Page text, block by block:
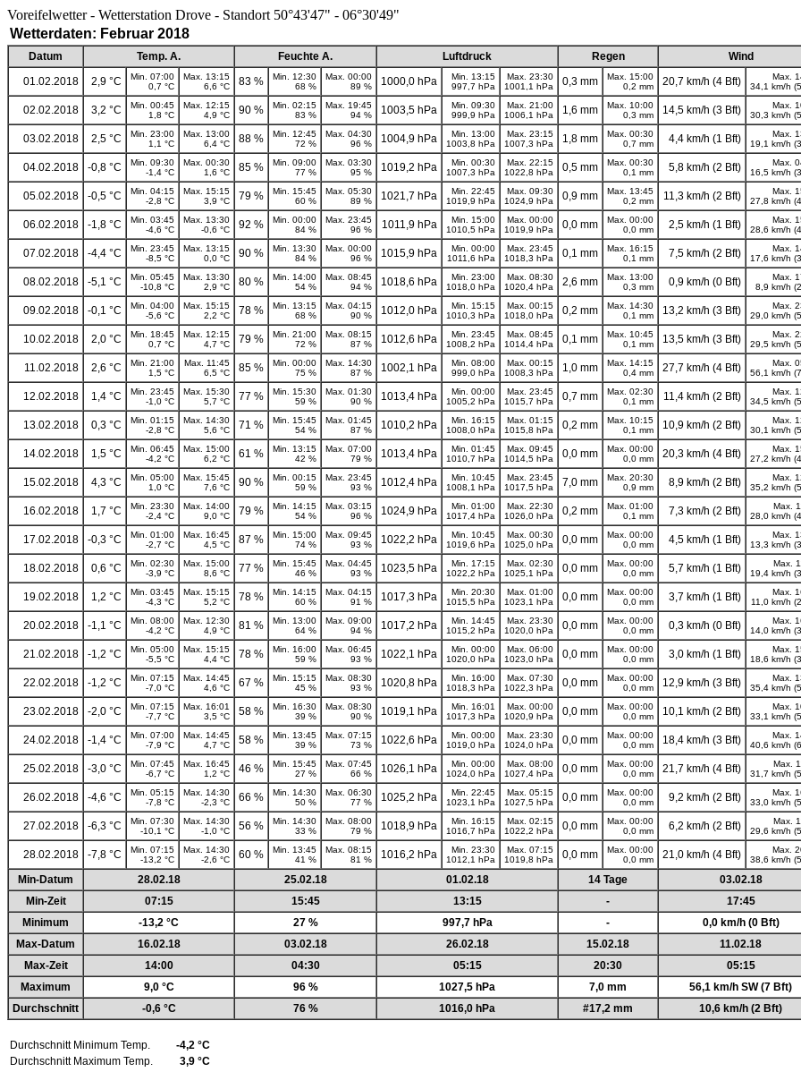
Voreifelwetter - Wetterstation Drove - Standort 50°43'47" - 06°30'49"
Wetterdaten: Februar 2018
Datum Temp. A. Feuchte A. Luftdruck Regen Wind
01.02.2018
2,9 °C
Min. 07:00
0,7 °C
Max. 13:15
6,6 °C
83 %
Min. 12:30
68 %
Max. 00:00
89 %
1000,0 hPa
Min. 13:15
997,7 hPa
Max. 23:30
1001,1 hPa
0,3 mm
Max. 15:00
0,2 mm
20,7 km/h (4 Bft)
Max.
34,1 km/h
02.02.2018 3,2 °C
Min. 00:45
1,8 °C
Max. 12:15
4,9 °C
90 %
Min. 02:15
83 %
Max. 19:45
94 %
1003,5 hPa
Min. 09:30
999,9 hPa
Max. 21:00
1006,1 hPa
1,6 mm
Max. 10:00
0,3 mm
14,5 km/h (3 Bft)
Max.
30,3 km/h
03.02.2018 2,5 °C
Min. 23:00
1,1 °C
Max. 13:00
6,4 °C
88 %
Min. 12:45
72 %
Max. 04:30
96 %
1004,9 hPa
Min. 13:00
1003,8 hPa
Max. 23:15
1007,3 hPa
1,8 mm
Max. 00:30
0,7 mm
4,4 km/h (1 Bft)
Max.
19,1 km/h
04.02.2018 -0,8 °C
Min. 09:30
-1,4 °C
Max. 00:30
1,6 °C
85 %
Min. 09:00
77 %
Max. 03:30
95 %
1019,2 hPa
Min. 00:30
1007,3 hPa
Max. 22:15
1022,8 hPa
0,5 mm
Max. 00:30
0,1 mm
5,8 km/h (2 Bft)
Max.
16,5 km/h
05.02.2018 -0,5 °C
Min. 04:15
-2,8 °C
Max. 15:15
3,9 °C
79 %
Min. 15:45
60 %
Max. 05:30
89 %
1021,7 hPa
Min. 22:45
1019,9 hPa
Max. 09:30
1024,9 hPa
0,9 mm
Max. 13:45
0,2 mm
11,3 km/h (2 Bft)
Max.
27,8 km/h
06.02.2018 -1,8 °C
Min. 03:45
-4,6 °C
Max. 13:30
-0,6 °C
92 %
Min. 00:00
84 %
Max. 23:45
96 %
1011,9 hPa
Min. 15:00
1010,5 hPa
Max. 00:00
1019,9 hPa
0,0 mm
Max. 00:00
0,0 mm
2,5 km/h (1 Bft)
Max.
28,6 km/h
07.02.2018 -4,4 °C
Min. 23:45
-8,5 °C
Max. 13:15
0,0 °C
90 %
Min. 13:30
84 %
Max. 00:00
96 %
1015,9 hPa
Min. 00:00
1011,6 hPa
Max. 23:45
1018,3 hPa
0,1 mm
Max. 16:15
0,1 mm
7,5 km/h (2 Bft)
Max.
17,6 km/h
08.02.2018 -5,1 °C
Min. 05:45
-10,8 °C
Max. 13:30
2,9 °C
80 %
Min. 14:00
54 %
Max. 08:45
94 %
1018,6 hPa
Min. 23:00
1018,0 hPa
Max. 08:30
1020,4 hPa
2,6 mm
Max. 13:00
0,3 mm
0,9 km/h (0 Bft)
Max.
8,9 km/h
09.02.2018 -0,1 °C
Min. 04:00
-5,6 °C
Max. 15:15
2,2 °C
78 %
Min. 13:15
68 %
Max. 04:15
90 %
1012,0 hPa
Min. 15:15
1010,3 hPa
Max. 00:15
1018,0 hPa
0,2 mm
Max. 14:30
0,1 mm
13,2 km/h (3 Bft)
Max.
29,0 km/h
10.02.2018 2,0 °C
Min. 18:45
0,7 °C
Max. 12:15
4,7 °C
79 %
Min. 21:00
72 %
Max. 08:15
87 %
1012,6 hPa
Min. 23:45
1008,2 hPa
Max. 08:45
1014,4 hPa
0,1 mm
Max. 10:45
0,1 mm
13,5 km/h (3 Bft)
Max.
29,5 km/h
11.02.2018 2,6 °C
Min. 21:00
1,5 °C
Max. 11:45
6,5 °C
85 %
Min. 00:00
75 %
Max. 14:30
87 %
1002,1 hPa
Min. 08:00
999,0 hPa
Max. 00:15
1008,3 hPa
1,0 mm
Max. 14:15
0,4 mm
27,7 km/h (4 Bft)
Max.
56,1 km/h
12.02.2018 1,4 °C
Min. 23:45
-1,0 °C
Max. 15:30
5,7 °C
77 %
Min. 15:30
59 %
Max. 01:30
90 %
1013,4 hPa
Min. 00:00
1005,2 hPa
Max. 23:45
1015,7 hPa
0,7 mm
Max. 02:30
0,1 mm
11,4 km/h (2 Bft)
Max.
34,5 km/h
13.02.2018 0,3 °C
Min. 01:15
-2,8 °C
Max. 14:30
5,6 °C
71 %
Min. 15:45
54 %
Max. 01:45
87 %
1010,2 hPa
Min. 16:15
1008,0 hPa
Max. 01:15
1015,8 hPa
0,2 mm
Max. 10:15
0,1 mm
10,9 km/h (2 Bft)
Max.
30,1 km/h
14.02.2018 1,5 °C
Min. 06:45
-4,2 °C
Max. 15:00
6,2 °C
61 %
Min. 13:15
42 %
Max. 07:00
79 %
1013,4 hPa
Min. 01:45
1010,7 hPa
Max. 09:45
1014,5 hPa
0,0 mm
Max. 00:00
0,0 mm
20,3 km/h (4 Bft)
Max.
27,2 km/h
15.02.2018 4,3 °C
Min. 05:00
1,0 °C
Max. 15:45
7,6 °C
90 %
Min. 00:15
59 %
Max. 23:45
93 %
1012,4 hPa
Min. 10:45
1008,1 hPa
Max. 23:45
1017,5 hPa
7,0 mm
Max. 20:30
0,9 mm
8,9 km/h (2 Bft)
Max.
35,2 km/h
16.02.2018 1,7 °C
Min. 23:30
-2,4 °C
Max. 14:00
9,0 °C
79 %
Min. 14:15
54 %
Max. 03:15
96 %
1024,9 hPa
Min. 01:00
1017,4 hPa
Max. 22:30
1026,0 hPa
0,2 mm
Max. 01:00
0,1 mm
7,3 km/h (2 Bft)
Max.
28,0 km/h
17.02.2018 -0,3 °C
Min. 01:00
-2,7 °C
Max. 16:45
4,5 °C
87 %
Min. 15:00
74 %
Max. 09:45
93 %
1022,2 hPa
Min. 10:45
1019,6 hPa
Max. 00:30
1025,0 hPa
0,0 mm
Max. 00:00
0,0 mm
4,5 km/h (1 Bft)
Max.
13,3 km/h
18.02.2018 0,6 °C
Min. 02:30
-3,9 °C
Max. 15:00
8,6 °C
77 %
Min. 15:45
46 %
Max. 04:45
93 %
1023,5 hPa
Min. 17:15
1022,2 hPa
Max. 02:30
1025,1 hPa
0,0 mm
Max. 00:00
0,0 mm
5,7 km/h (1 Bft)
Max.
19,4 km/h
19.02.2018 1,2 °C
Min. 03:45
-4,3 °C
Max. 15:15
5,2 °C
78 %
Min. 14:15
60 %
Max. 04:15
91 %
1017,3 hPa
Min. 20:30
1015,5 hPa
Max. 01:00
1023,1 hPa
0,0 mm
Max. 00:00
0,0 mm
3,7 km/h (1 Bft)
Max.
11,0 km/h
20.02.2018 -1,1 °C
Min. 08:00
-4,2 °C
Max. 12:30
4,9 °C
81 %
Min. 13:00
64 %
Max. 09:00
94 %
1017,2 hPa
Min. 14:45
1015,2 hPa
Max. 23:30
1020,0 hPa
0,0 mm
Max. 00:00
0,0 mm
0,3 km/h (0 Bft)
Max.
14,0 km/h
21.02.2018 -1,2 °C
Min. 05:00
-5,5 °C
Max. 15:15
4,4 °C
78 %
Min. 16:00
59 %
Max. 06:45
93 %
1022,1 hPa
Min. 00:00
1020,0 hPa
Max. 06:00
1023,0 hPa
0,0 mm
Max. 00:00
0,0 mm
3,0 km/h (1 Bft)
Max.
18,6 km/h
22.02.2018 -1,2 °C
Min. 07:15
-7,0 °C
Max. 14:45
4,6 °C
67 %
Min. 15:15
45 %
Max. 08:30
93 %
1020,8 hPa
Min. 16:00
1018,3 hPa
Max. 07:30
1022,3 hPa
0,0 mm
Max. 00:00
0,0 mm
12,9 km/h (3 Bft)
Max.
35,4 km/h
23.02.2018 -2,0 °C
Min. 07:15
-7,7 °C
Max. 16:01
3,5 °C
58 %
Min. 16:30
39 %
Max. 08:30
90 %
1019,1 hPa
Min. 16:01
1017,3 hPa
Max. 00:00
1020,9 hPa
0,0 mm
Max. 00:00
0,0 mm
10,1 km/h (2 Bft)
Max.
33,1 km/h
24.02.2018 -1,4 °C
Min. 07:00
-7,9 °C
Max. 14:45
4,7 °C
58 %
Min. 13:45
39 %
Max. 07:15
73 %
1022,6 hPa
Min. 00:00
1019,0 hPa
Max. 23:30
1024,0 hPa
0,0 mm
Max. 00:00
0,0 mm
18,4 km/h (3 Bft)
Max.
40,6 km/h
25.02.2018 -3,0 °C
Min. 07:45
-6,7 °C
Max. 16:45
1,2 °C
46 %
Min. 15:45
27 %
Max. 07:45
66 %
1026,1 hPa
Min. 00:00
1024,0 hPa
Max. 08:00
1027,4 hPa
0,0 mm
Max. 00:00
0,0 mm
21,7 km/h (4 Bft)
Max.
31,7 km/h
26.02.2018 -4,6 °C
Min. 05:15
-7,8 °C
Max. 14:30
-2,3 °C
66 %
Min. 14:30
50 %
Max. 06:30
77 %
1025,2 hPa
Min. 22:45
1023,1 hPa
Max. 05:15
1027,5 hPa
0,0 mm
Max. 00:00
0,0 mm
9,2 km/h (2 Bft)
Max.
33,0 km/h
27.02.2018 -6,3 °C
Min. 07:30
-10,1 °C
Max. 14:30
-1,0 °C
56 %
Min. 14:30
33 %
Max. 08:00
79 %
1018,9 hPa
Min. 16:15
1016,7 hPa
Max. 02:15
1022,2 hPa
0,0 mm
Max. 00:00
0,0 mm
6,2 km/h (2 Bft)
Max.
29,6 km/h
28.02.2018 -7,8 °C
Min. 07:15
-13,2 °C
Max. 14:30
-2,6 °C
60 %
Min. 13:45
41 %
Max. 08:15
81 %
1016,2 hPa
Min. 23:30
1012,1 hPa
Max. 07:15
1019,8 hPa
0,0 mm
Max. 00:00
0,0 mm
21,0 km/h (4 Bft)
Max.
38,6 km/h
Min-Datum 28.02.18 25.02.18 01.02.18 14 Tage 03.02.18
Min-Zeit
07:15 15:45 13:15 - 17:45
Minimum
-13,2 °C 27 % 997,7 hPa - 0,0 km/h (0 Bft)
Max-Datum
16.02.18 03.02.18 26.02.18 15.02.18 11.02.18
Max-Zeit
14:00 04:30 05:15 20:30 05:15
Maximum
9,0 °C 96 % 1027,5 hPa 7,0 mm 56,1 km/h SW (7 Bft)
Durchschnitt
-0,6 °C 76 % 1016,0 hPa #17,2 mm 10,6 km/h (2 Bft)
Durchschnitt Minimum Temp.
-4,2 °C
Durchschnitt Maximum Temp.
3,9 °C